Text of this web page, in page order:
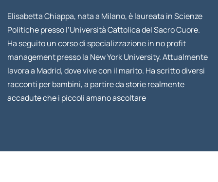
Elisabetta Chiappa, nata a Milano, è laureata in Scienze
Politiche presso l’Università Cattolica del Sacro Cuore.
Ha seguito un corso di specializzazione in no profit
management presso la New York University. Attualmente
lavora a Madrid, dove vive con il marito. Ha scritto diversi
racconti per bambini, a partire da storie realmente
accadute che i piccoli amano ascoltare